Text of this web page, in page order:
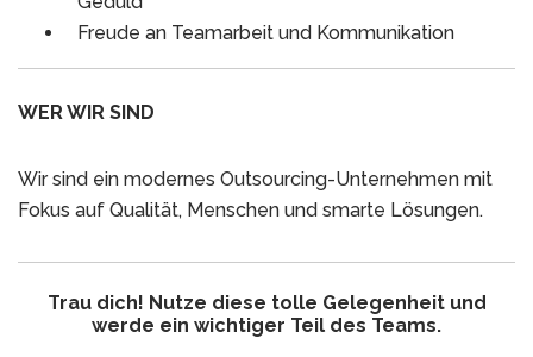
Freude an Teamarbeit und Kommunikation
WER WIR SIND
Wir sind ein modernes Outsourcing-Unternehmen mit
Fokus auf Qualität, Menschen und smarte Lösungen.
Trau dich! Nutze diese tolle Gelegenheit und
werde ein wichtiger Teil des Teams.